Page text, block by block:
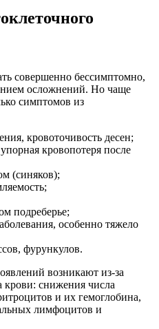
совершенно бессимптомно,
осложнений. Но чаще
симптомов из
кровоточивость десен;
кровопотеря после
(синяков);
подреберье;
особенно тяжело
фурункулов.
возникают из-за
крови: снижения числа
и их гемоглобина,
лимфоцитов и